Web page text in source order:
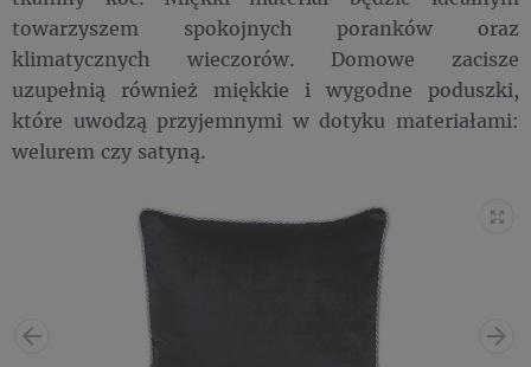
towarzyszem spokojnych poranków oraz
klimatycznych wieczorów. Domowe zacisze
uzupełnią również miękkie i wygodne poduszki,
które uwodzą przyjemnymi w dotyku materiałami:
welurem czy satyną.